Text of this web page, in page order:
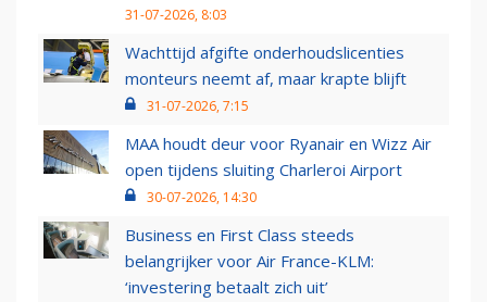
31-07-2026, 8:03
Wachttijd afgifte onderhoudslicenties
monteurs neemt af, maar krapte blijft
31-07-2026, 7:15
MAA houdt deur voor Ryanair en Wizz Air
open tijdens sluiting Charleroi Airport
30-07-2026, 14:30
Business en First Class steeds
belangrijker voor Air France-KLM:
‘investering betaalt zich uit’